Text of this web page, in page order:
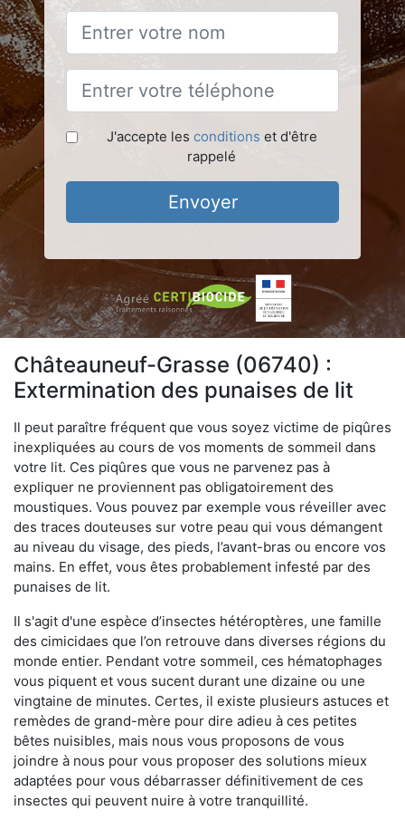
J'accepte les conditions et d'être
rappelé
Envoyer
Châteauneuf-Grasse (06740) :
Extermination des punaises de lit
Il peut paraître fréquent que vous soyez victime de piqûres
inexpliquées au cours de vos moments de sommeil dans
votre lit. Ces piqûres que vous ne parvenez pas à
expliquer ne proviennent pas obligatoirement des
moustiques. Vous pouvez par exemple vous réveiller avec
des traces douteuses sur votre peau qui vous démangent
au niveau du visage, des pieds, l’avant-bras ou encore vos
mains. En effet, vous êtes probablement infesté par des
punaises de lit.
Il s'agit d'une espèce d’insectes hétéroptères, une famille
des cimicidaes que l’on retrouve dans diverses régions du
monde entier. Pendant votre sommeil, ces hématophages
vous piquent et vous sucent durant une dizaine ou une
vingtaine de minutes. Certes, il existe plusieurs astuces et
remèdes de grand-mère pour dire adieu à ces petites
bêtes nuisibles, mais nous vous proposons de vous
joindre à nous pour vous proposer des solutions mieux
adaptées pour vous débarrasser définitivement de ces
insectes qui peuvent nuire à votre tranquillité.